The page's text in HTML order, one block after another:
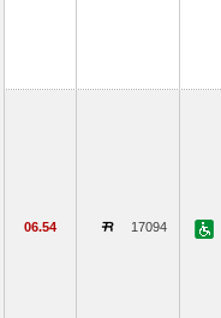
06.54 17094